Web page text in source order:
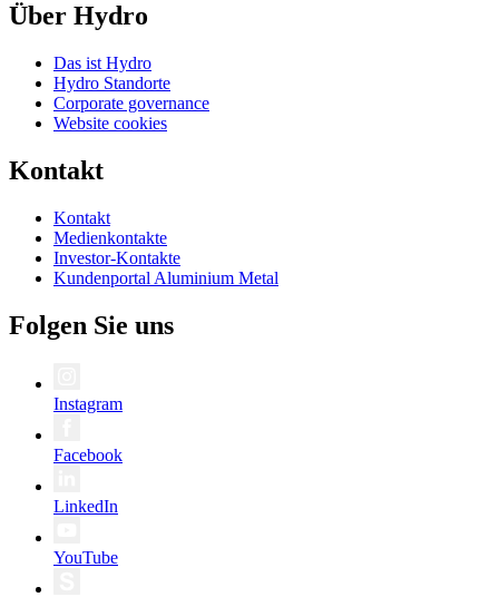
Über Hydro
Das ist Hydro
Hydro Standorte
Corporate governance
Website cookies
Kontakt
Kontakt
Medienkontakte
Investor-Kontakte
Kundenportal Aluminium Metal
Folgen Sie uns
Instagram
Facebook
LinkedIn
YouTube